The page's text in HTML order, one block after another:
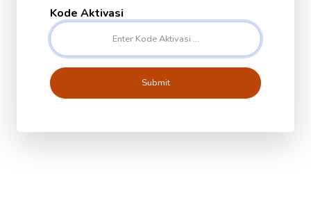
Kode Aktivasi
Submit